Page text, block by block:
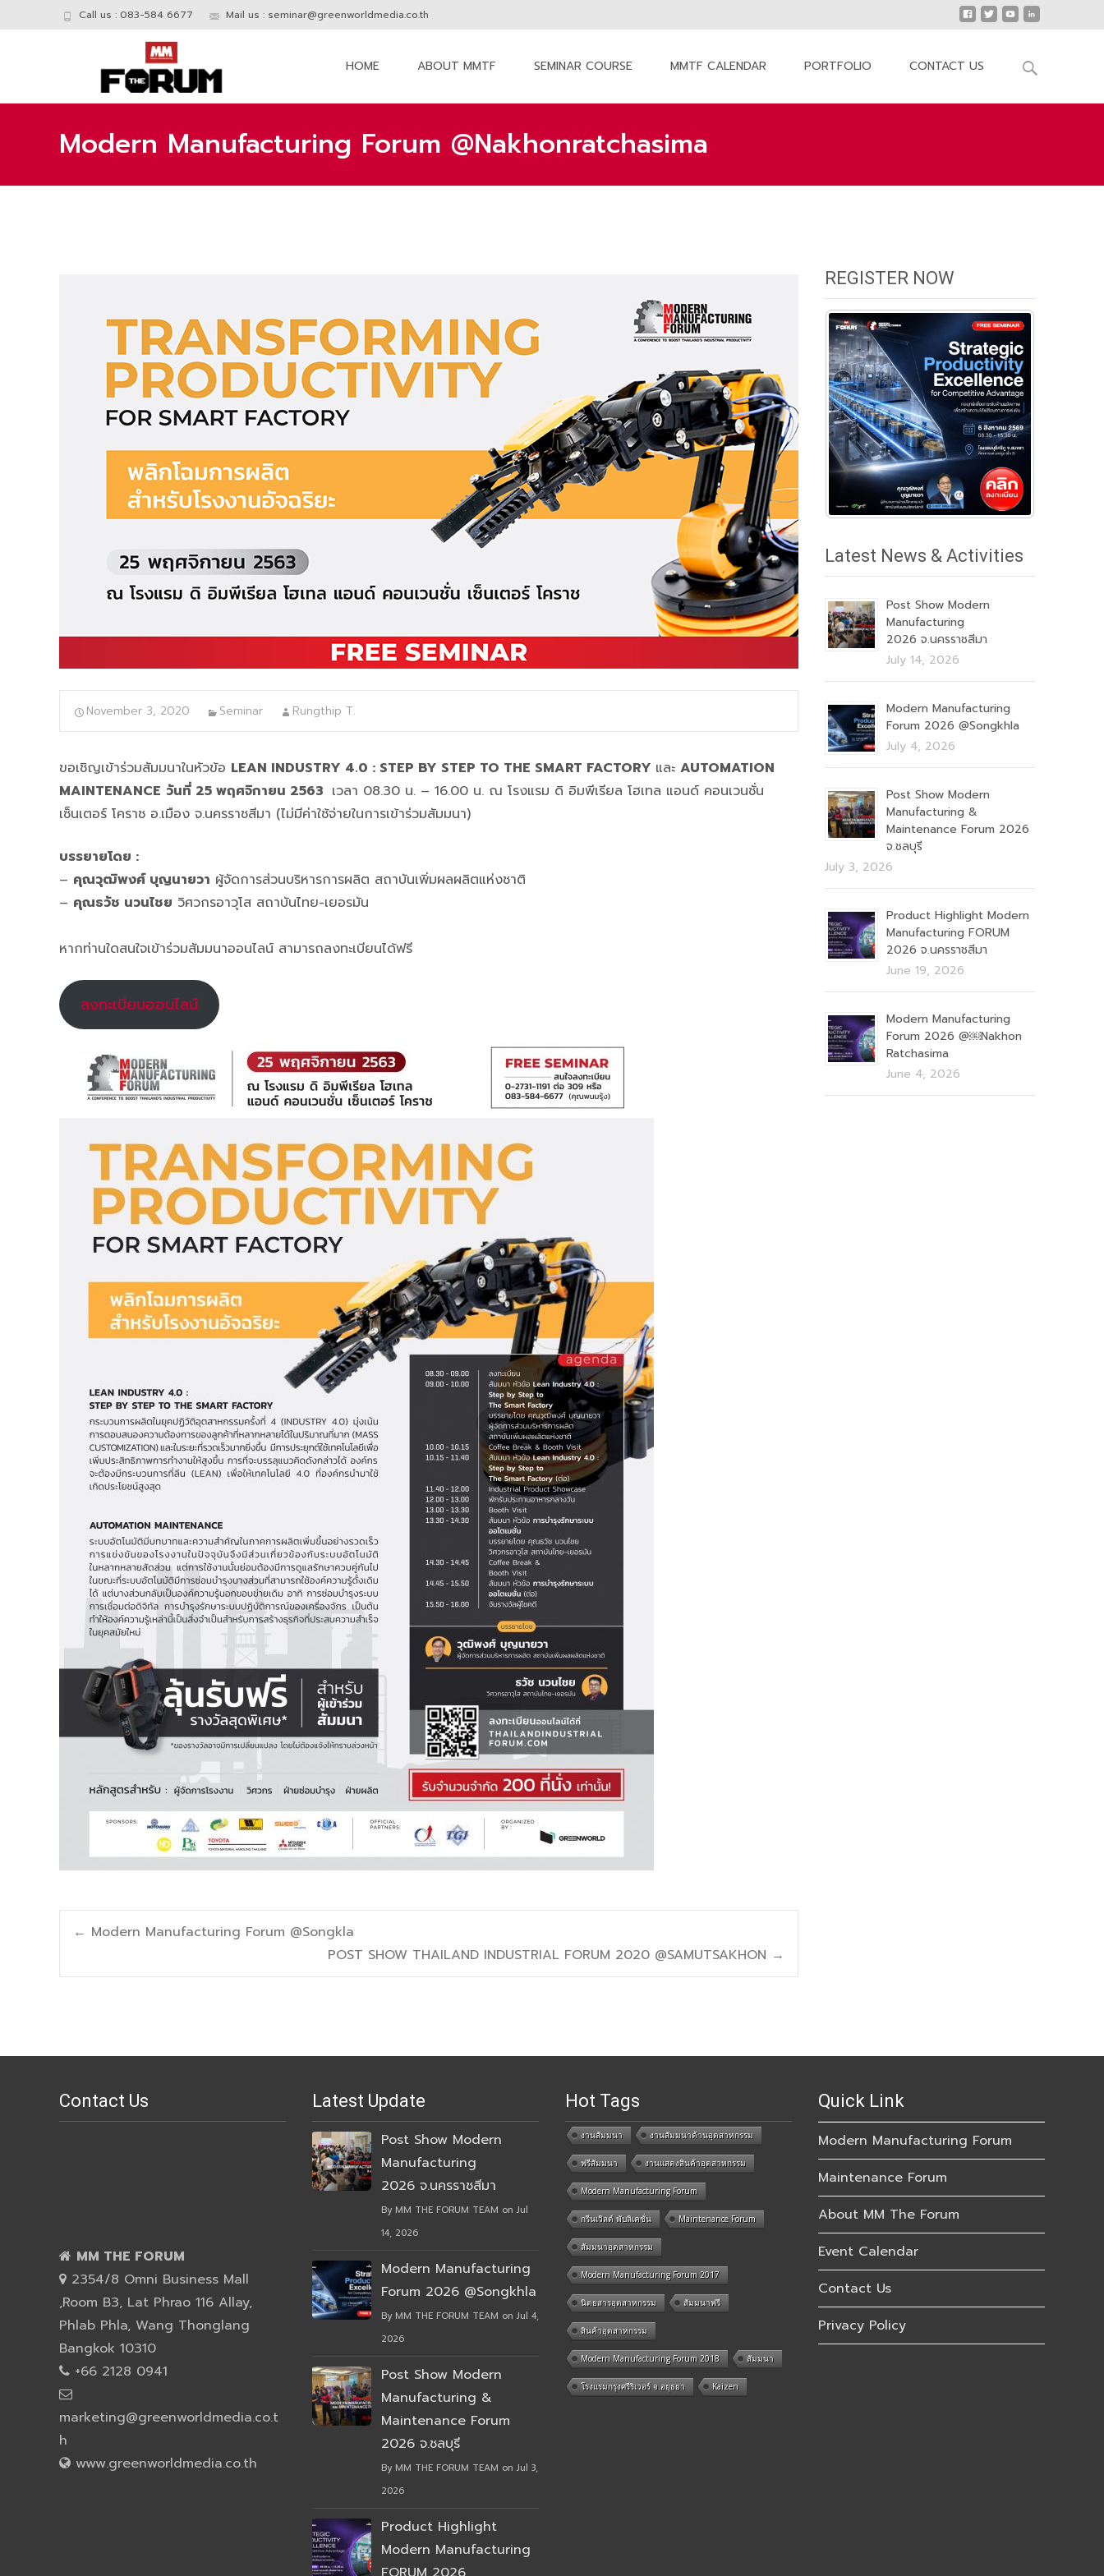
Call us : 083-584 6677 Mail us : seminar@greenworldmedia.co.th
HOME ABOUT MMTF SEMINAR COURSE MMTF CALENDAR PORTFOLIO CONTACT US
Search
Modern Manufacturing Forum @Nakhonratchasima
November 3, 2020 Seminar Rungthip T.
ขอเชิญเข้าร่วมสัมมนาในหัวข้อ LEAN INDUSTRY 4.0 : STEP BY STEP TO THE SMART FACTORY และ AUTOMATION
MAINTENANCE วันที่ 25 พฤศจิกายน 2563 เวลา 08.30 น. – 16.00 น. ณ โรงแรม ดิ อิมพีเรียล โฮเทล แอนด์ คอนเวนชั่น
เซ็นเตอร์ โคราช อ.เมือง จ.นครราชสีมา (ไม่มีค่าใช้จ่ายในการเข้าร่วมสัมมนา)
บรรยายโดย :
– คุณวุฒิพงศ์ บุญนายวา ผู้จัดการส่วนบริหารการผลิต สถาบันเพิ่มผลผลิตแห่งชาติ
– คุณธวัช นวนไชย วิศวกรอาวุโส สถาบันไทย-เยอรมัน
หากท่านใดสนใจเข้าร่วมสัมมนาออนไลน์ สามารถลงทะเบียนได้ฟรี
ลงทะเบียนออนไลน์
Post
navigation
← Modern Manufacturing Forum @Songkla
POST SHOW THAILAND INDUSTRIAL FORUM 2020 @SAMUTSAKHON →
REGISTER NOW
Latest News & Activities
Post Show Modern
Manufacturing
2026 จ.นครราชสีมา
July 14, 2026
Modern Manufacturing
Forum 2026 @Songkhla
July 4, 2026
Post Show Modern
Manufacturing &
Maintenance Forum 2026
จ.ชลบุรี
July 3, 2026
Product Highlight Modern
Manufacturing FORUM
2026 จ.นครราชสีมา
June 19, 2026
Modern Manufacturing
Forum 2026 @￼Nakhon
Ratchasima
June 4, 2026
Contact Us
MM THE FORUM
2354/8 Omni Business Mall
,Room B3, Lat Phrao 116 Allay,
Phlab Phla, Wang Thonglang
Bangkok 10310
+66 2128 0941
marketing@greenworldmedia.co.t
h
www.greenworldmedia.co.th
Latest Update
Post Show Modern
Manufacturing
2026 จ.นครราชสีมา
By MM THE FORUM TEAM on Jul
14, 2026
Modern Manufacturing
Forum 2026 @Songkhla
By MM THE FORUM TEAM on Jul 4,
2026
Post Show Modern
Manufacturing &
Maintenance Forum
2026 จ.ชลบุรี
By MM THE FORUM TEAM on Jul 3,
2026
Product Highlight
Modern Manufacturing
Hot Tags
งานสัมมนา งานสัมมนาด้านอุตสาหกรรม
ฟรีสัมมนา งานแสดงสินค้าอุตสาหกรรม
Modern Manufacturing Forum
กรีนเวิลด์ พับลิเคชั่น Maintenance Forum
สัมมนาอุตสาหกรรม
Modern Manufacturing Forum 2017
นิตยสารอุตสาหกรรม สัมมนาฟรี
สินค้าอุตสาหกรรม
Modern Manufacturing Forum 2018 สัมมนา
โรงแรมกรุงศรีริเวอร์ จ.อยุธยา Kaizen
Quick Link
Modern Manufacturing Forum
Maintenance Forum
About MM The Forum
Event Calendar
Contact Us
Privacy Policy